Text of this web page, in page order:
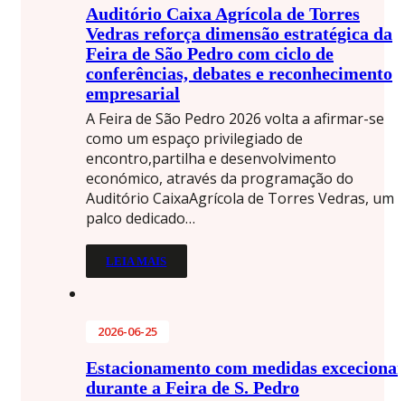
Auditório Caixa Agrícola de Torres
Vedras reforça dimensão estratégica da
Feira de São Pedro com ciclo de
conferências, debates e reconhecimento
empresarial
A Feira de São Pedro 2026 volta a afirmar-se
como um espaço privilegiado de
encontro,partilha e desenvolvimento
económico, através da programação do
Auditório CaixaAgrícola de Torres Vedras, um
palco dedicado…
LEIA MAIS
2026-06-25
Estacionamento com medidas
durante a Feira de S. Pedro